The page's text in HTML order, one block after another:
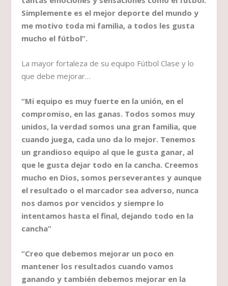
Simplemente es el mejor deporte del mundo y
me motivo toda mi familia, a todos les gusta
mucho el fútbol”.
La mayor fortaleza de su equipo Fútbol Clase y lo
que debe mejorar…
“Mi equipo es muy fuerte en la unión, en el
compromiso, en las ganas. Todos somos muy
unidos, la verdad somos una gran familia, que
cuando juega, cada uno da lo mejor. Tenemos
un grandioso equipo al que le gusta ganar, al
que le gusta dejar todo en la cancha. Creemos
mucho en Dios, somos perseverantes y aunque
el resultado o el marcador sea adverso, nunca
nos damos por vencidos y siempre lo
intentamos hasta el final, dejando todo en la
cancha”
“Creo que debemos mejorar un poco en
mantener los resultados cuando vamos
ganando y también debemos mejorar en la